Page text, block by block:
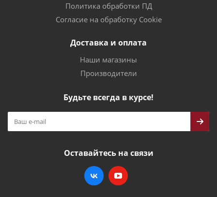
Политика обработки ПД
Согласие на обработку Cookie
Доставка и оплата
Наши магазины
Производители
Будьте всегда в курсе!
Оставайтесь на связи